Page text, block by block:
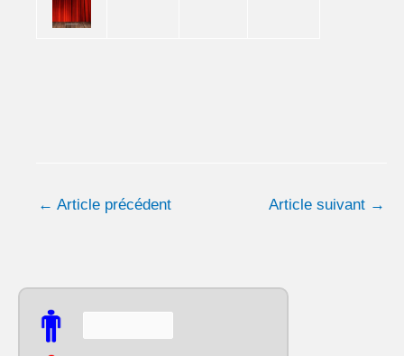
← Article précédent Article suivant →